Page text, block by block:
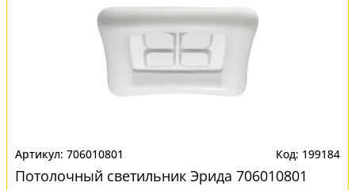
706010801 199184
Потолочный светильник Эрида 706010801